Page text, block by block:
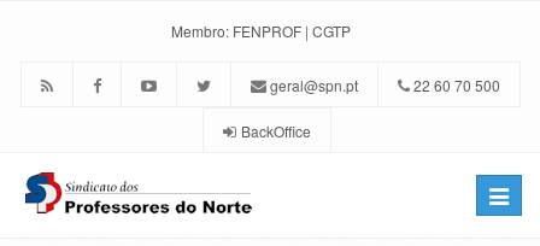
Membro: FENPROF | CGTP
geral@spn.pt 22 60 70 500
BackOffice
Toggle